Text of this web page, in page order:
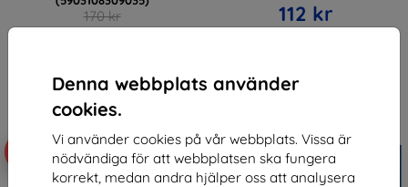
Denna webbplats använder
cookies.
Vi använder cookies på vår webbplats. Vissa är
nödvändiga för att webbplatsen ska fungera
korrekt, medan andra hjälper oss att analysera
170 kr 112 kr
-10%